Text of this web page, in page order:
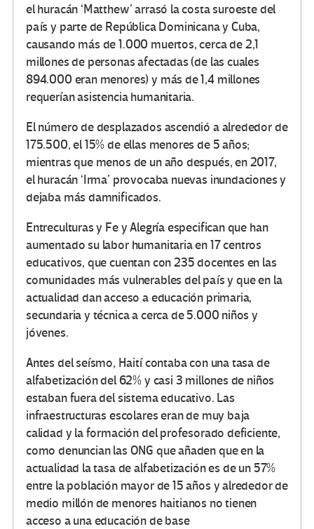
el huracán ‘Matthew’ arrasó la costa suroeste del
país y parte de República Dominicana y Cuba,
causando más de 1.000 muertos, cerca de 2,1
millones de personas afectadas (de las cuales
894.000 eran menores) y más de 1,4 millones
requerían asistencia humanitaria.
El número de desplazados ascendió a alrededor de
175.500, el 15% de ellas menores de 5 años;
mientras que menos de un año después, en 2017,
el huracán ‘Irma’ provocaba nuevas inundaciones y
dejaba más damnificados.
Entreculturas y Fe y Alegría especifican que han
aumentado su labor humanitaria en 17 centros
educativos, que cuentan con 235 docentes en las
comunidades más vulnerables del país y que en la
actualidad dan acceso a educación primaria,
secundaria y técnica a cerca de 5.000 niños y
jóvenes.
Antes del seísmo, Haití contaba con una tasa de
alfabetización del 62% y casi 3 millones de niños
estaban fuera del sistema educativo. Las
infraestructuras escolares eran de muy baja
calidad y la formación del profesorado deficiente,
como denuncian las ONG que añaden que en la
actualidad la tasa de alfabetización es de un 57%
entre la población mayor de 15 años y alrededor de
medio millón de menores haitianos no tienen
acceso a una educación de base